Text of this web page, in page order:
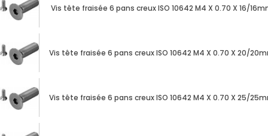
Vis tête fraisée 6 pans creux ISO 10642 M4 X 0.70 X 16/
Vis tête fraisée 6 pans creux ISO 10642 M4 X 0.70 X 20/
Vis tête fraisée 6 pans creux ISO 10642 M4 X 0.70 X 25/